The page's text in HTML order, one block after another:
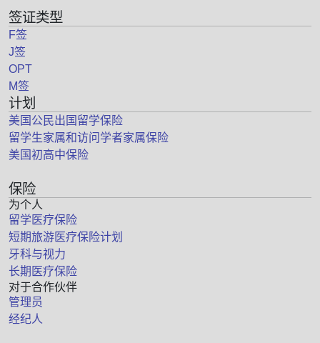
签证类型
F签
J签
OPT
M签
计划
美国公民出国留学保险
留学生家属和访问学者家属保险
美国初高中保险
保险
为个人
留学医疗保险
短期旅游医疗保险计划
牙科与视力
长期医疗保险
对于合作伙伴
管理员
经纪人